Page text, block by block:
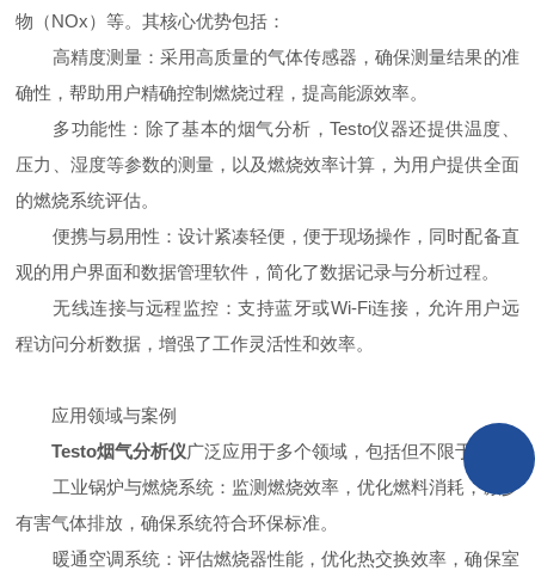
物（NOx）等。其核心优势包括：
高精度测量：采用高质量的气体传感器，确保测量结果的准
确性，帮助用户精确控制燃烧过程，提高能源效率。
多功能性：除了基本的烟气分析，Testo仪器还提供温度、
压力、湿度等参数的测量，以及燃烧效率计算，为用户提供全面
的燃烧系统评估。
便携与易用性：设计紧凑轻便，便于现场操作，同时配备直
观的用户界面和数据管理软件，简化了数据记录与分析过程。
无线连接与远程监控：支持蓝牙或Wi-Fi连接，允许用户远
程访问分析数据，增强了工作灵活性和效率。
应用领域与案例
Testo烟气分析仪广泛应用于多个领域，包括但不限于：
工业锅炉与燃烧系统：监测燃烧效率，优化燃料消耗，减少
有害气体排放，确保系统符合环保标准。
暖通空调系统：评估燃烧器性能，优化热交换效率，确保室